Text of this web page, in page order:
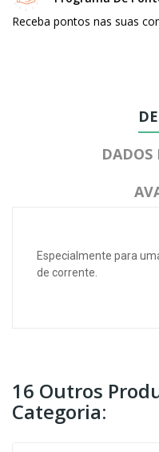
Receba pontos nas suas
DADOS
Especialmente para
de corrente.
16 Outros
Categoria: